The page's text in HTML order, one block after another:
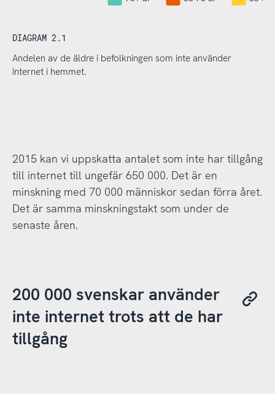
DIAGRAM 2.1
Andelen av de äldre i befolkningen som inte använder
internet i hemmet.
2015 kan vi uppskatta antalet som inte har tillgång
till internet till ungefär 650 000. Det är en
minskning med 70 000 människor sedan förra året.
Det är samma minskningstakt som under de
senaste åren.
200 000 svenskar använder
inte internet trots att de har
tillgång